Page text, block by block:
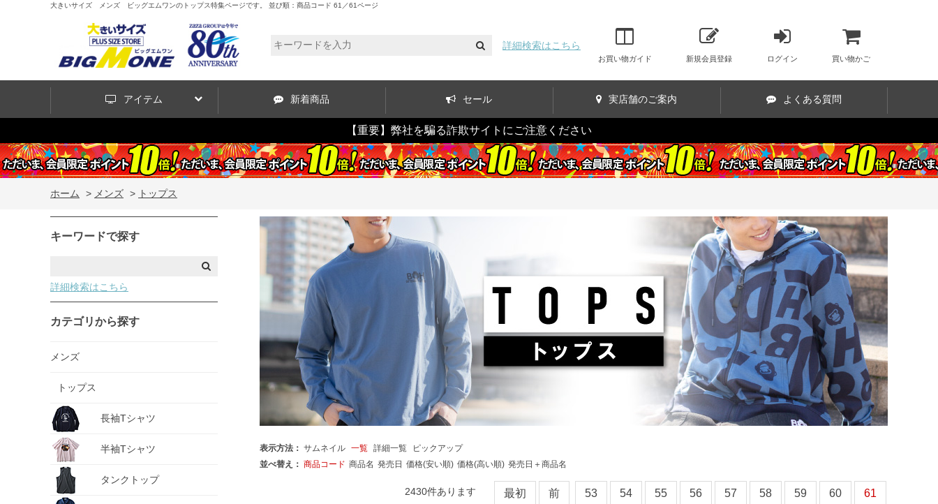
大きいサイズ メンズ ビッグエムワンのトップス特集ページです。 並び順：商品コード 61／61ページ
詳細検索はこちら
お買い物ガイド 新規会員登録 ログイン 買い物かご
アイテム 新着商品 セール 実店舗のご案内 よくある質問
【重要】弊社を騙る詐欺サイトにご注意ください
ホーム > メンズ > トップス
キーワードで探す
詳細検索はこちら
カテゴリから探す
メンズ
トップス
長袖Tシャツ
半袖Tシャツ
タンクトップ
表示方法： サムネイル 一覧 詳細一覧
ピックアップ
並べ替え： 商品コード 商品名 発売日 価格(安い順) 価格(高い順) 発売日＋商品名
2430件あります 最初 前 53 54 55 56 57 58 59 60 61